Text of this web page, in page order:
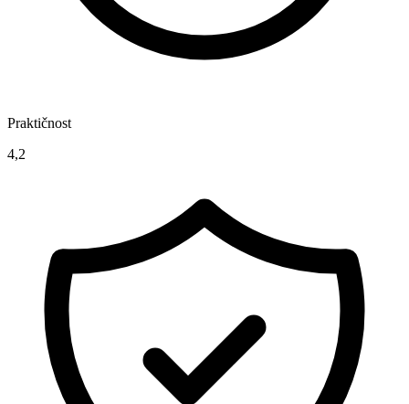
Praktičnost
4,2